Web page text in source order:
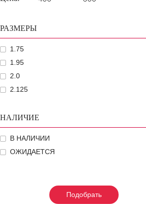
РАЗМЕРЫ
1.75
1.95
2.0
2.125
НАЛИЧИЕ
В НАЛИЧИИ
ОЖИДАЕТСЯ
Подобрать
Подобрать
Подобрать